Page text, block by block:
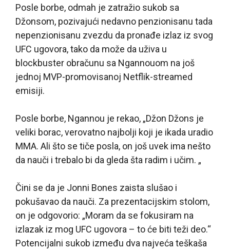
Posle borbe, odmah je zatražio sukob sa
Džonsom, pozivajući nedavno penzionisanu tada
nepenzionisanu zvezdu da pronađe izlaz iz svog
UFC ugovora, tako da može da uživa u
blockbuster obračunu sa Ngannouom na još
jednoj MVP-promovisanoj Netflik-streamed
emisiji.
Posle borbe, Ngannou je rekao, „Džon Džons je
veliki borac, verovatno najbolji koji je ikada uradio
MMA. Ali što se tiče posla, on još uvek ima nešto
da nauči i trebalo bi da gleda šta radim i učim. „
Čini se da je Jonni Bones zaista slušao i
pokušavao da nauči. Za prezentacijskim stolom,
on je odgovorio: „Moram da se fokusiram na
izlazak iz mog UFC ugovora – to će biti teži deo.“
Potencijalni sukob između dva najveća teškaša